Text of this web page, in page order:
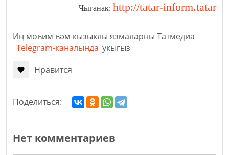
Чыганак: http://tatar-inform.tatar
Иң мөһим һәм кызыклы язмаларны Татмедиа
Telegram-каналында укыгыз
Нравится
Поделиться:
Нет комментариев